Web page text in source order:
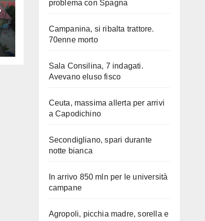
problema con Spagna
Campanina, si ribalta trattore.
70enne morto
Sala Consilina, 7 indagati.
Avevano eluso fisco
Ceuta, massima allerta per arrivi
a Capodichino
Secondigliano, spari durante
notte bianca
In arrivo 850 mln per le università
campane
Agropoli, picchia madre, sorella e